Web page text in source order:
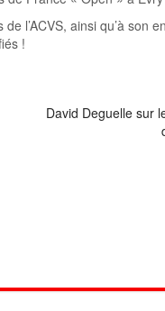
l’ACVS, ainsi qu’à son
!
David Deguelle sur